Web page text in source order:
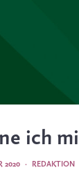
ich
REDAKTION
·
2020